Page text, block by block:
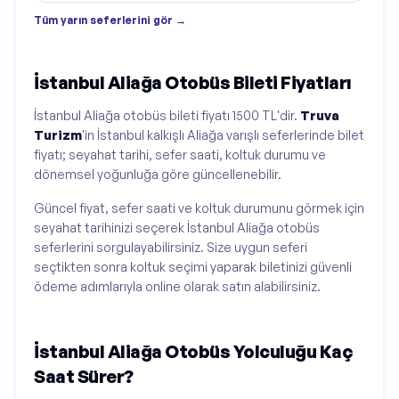
Tüm yarın seferlerini gör →
İstanbul Aliağa Otobüs Bileti Fiyatları
İstanbul Aliağa otobüs bileti fiyatı 1500 TL'dir. Truva
Turizm'in İstanbul kalkışlı Aliağa varışlı seferlerinde bilet
fiyatı; seyahat tarihi, sefer saati, koltuk durumu ve
dönemsel yoğunluğa göre güncellenebilir.
Güncel fiyat, sefer saati ve koltuk durumunu görmek için
seyahat tarihinizi seçerek İstanbul Aliağa otobüs
seferlerini sorgulayabilirsiniz. Size uygun seferi
seçtikten sonra koltuk seçimi yaparak biletinizi güvenli
ödeme adımlarıyla online olarak satın alabilirsiniz.
İstanbul Aliağa Otobüs Yolculuğu Kaç
Saat Sürer?